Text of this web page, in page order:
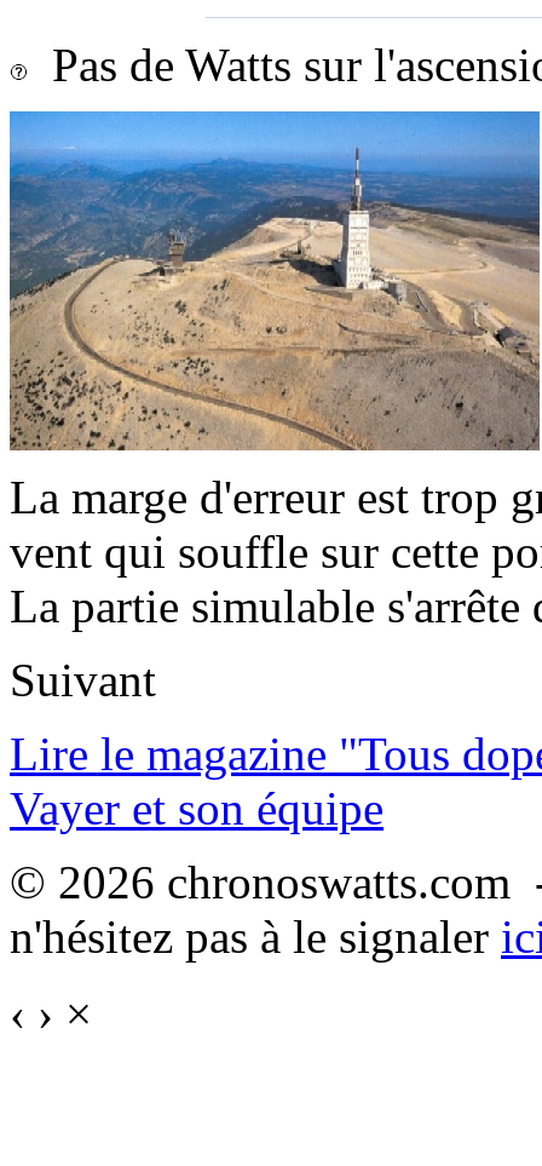
Pas de Watts sur
La marge d'erreur est trop
vent qui souffle sur cette
La partie simulable s'arrête
Suivant
Lire le magazine "Tous
Vayer et son équipe
© 2026
n'hésitez pas à le signaler
‹ › ×